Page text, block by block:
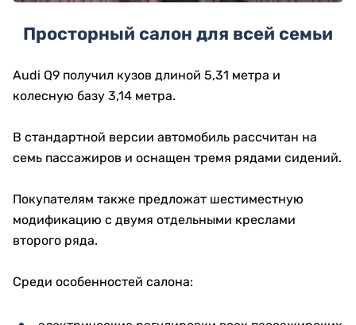
Просторный салон для всей семьи
Audi Q9 получил кузов длиной 5,31 метра и
колесную базу 3,14 метра.
В стандартной версии автомобиль рассчитан на
семь пассажиров и оснащен тремя рядами сидений.
Покупателям также предложат шестиместную
модификацию с двумя отдельными креслами
второго ряда.
Среди особенностей салона: